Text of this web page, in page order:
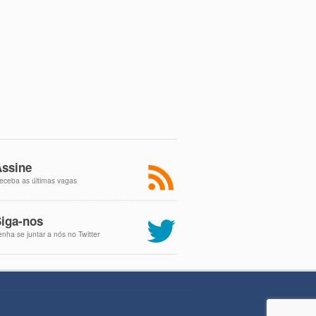
as últimas vagas
nos
se juntar a nós no Twitter